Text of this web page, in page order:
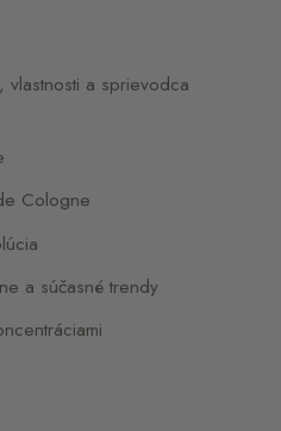
a sprievodca
Cologne
a súčasné trendy